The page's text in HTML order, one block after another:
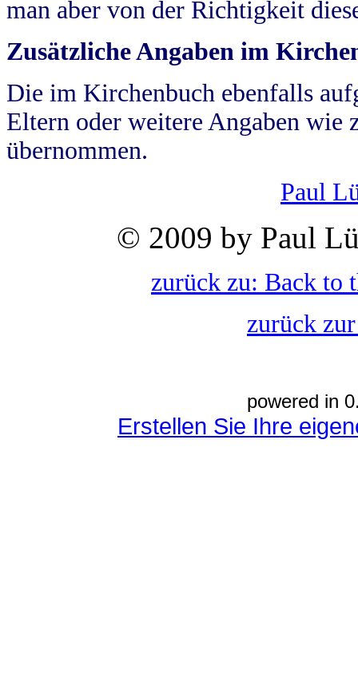
man aber von der Richtigkeit
Zusätzliche Angaben im
Die im Kirchenbuch ebenfalls
Eltern oder weitere Angaben wie
übernommen.
Paul
© 2009 by Paul
zurück zu: Back to
zurück
powered in
Erstellen Sie Ihre